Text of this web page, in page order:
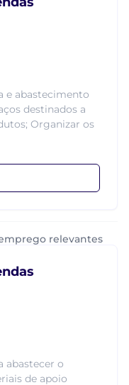
e abastecimento
destinados a
Organizar os
relevantes
abastecer o
de apoio